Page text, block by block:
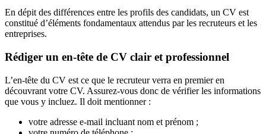
En dépit des différences entre les profils des candidats, un CV est
constitué d’éléments fondamentaux attendus par les recruteurs et les
entreprises.
Rédiger un en-tête de CV clair et professionnel
L’en-tête du CV est ce que le recruteur verra en premier en
découvrant votre CV. Assurez-vous donc de vérifier les informations
que vous y incluez. Il doit mentionner :
votre adresse e-mail incluant nom et prénom ;